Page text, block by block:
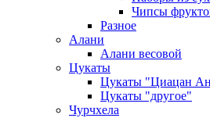
Чипсы
Разное
Алани
Алани весовой
Цукаты
Цукаты "Циацан
Цукаты "другое"
Чурчхела